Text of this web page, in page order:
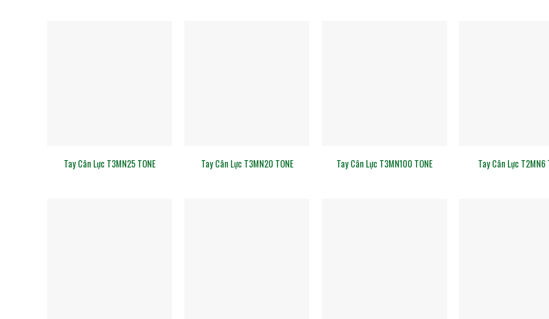
Tay Cân Lực T3MN25 TONE Tay Cân Lực T3MN20 TONE Tay Cân Lực T3MN100 TONE Tay Cân Lực T2MN6